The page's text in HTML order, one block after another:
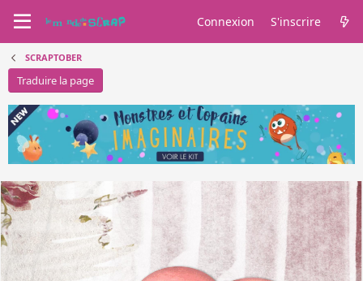
Connexion S'inscrire
SCRAPTOBER
Traduire la page